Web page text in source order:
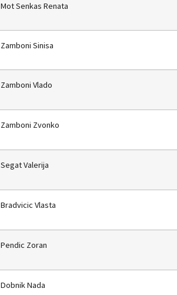
Mot Senkas Renata
Zamboni Sinisa
Zamboni Vlado
Zamboni Zvonko
Segat Valerija
Bradvicic Vlasta
Pendic Zoran
Dobnik Nada